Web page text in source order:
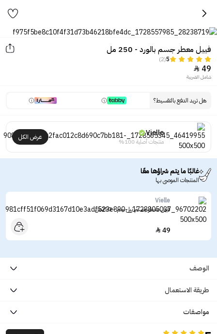
فييل معطر جسم بالورد - 250 مل
5
(2)
49

شامل الضريبة
هل تريد الدفع بالتقسيط؟
Vielle
منتجات أصلية 100%
عرض الكل
غالبًا ما يتم شراؤها معًا
المنتجات الموصى بها
Vielle
فييل معطر جسم ببل جم - 250مل
49

الوصف
طريقة الاستعمال
مواصفات